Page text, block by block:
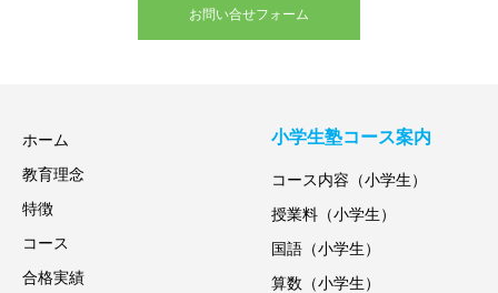
お問い合せフォーム
ホーム
教育理念
特徴
コース
合格実績
小学生塾コース案内
コース内容（小学生）
授業料（小学生）
国語（小学生）
算数（小学生）